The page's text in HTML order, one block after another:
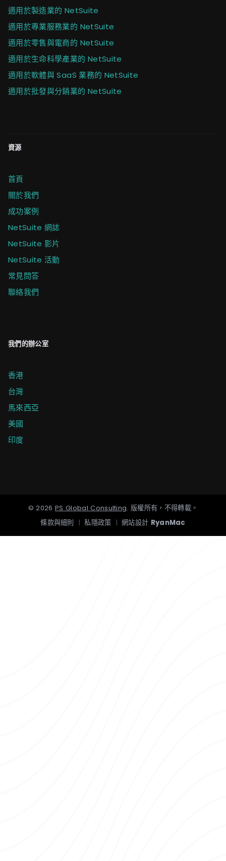
適用於製造業的 NetSuite
適用於專業服務業的 NetSuite
適用於零售與電商的 NetSuite
適用於生命科學產業的 NetSuite
適用於軟體與 SaaS 業務的 NetSuite
適用於批發與分銷業的 NetSuite
資源
首頁
關於我們
成功案例
NetSuite 網誌
NetSuite 影片
NetSuite 活動
常見問答
聯絡我們
我們的辦公室
香港
台灣
馬來西亞
美國
印度
©2026 PS Global Consulting.版權所有，不得轉載。
條款與細則
| 私隱政策 | 網站設計 RyanMac